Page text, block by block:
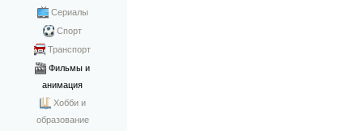
Сериалы
Спорт
Транспорт
Фильмы и
анимация
Хобби и
образование